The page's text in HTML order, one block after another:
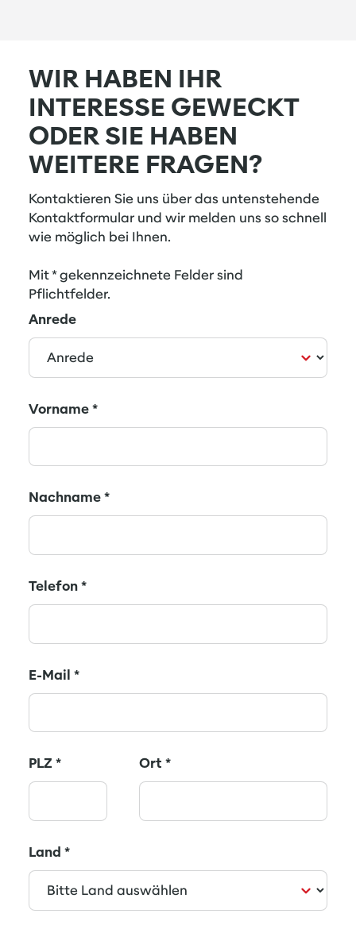
WIR HABEN IHR
INTERESSE GEWECKT
ODER SIE HABEN
WEITERE FRAGEN?
Kontaktieren Sie uns über das untenstehende
Kontaktformular und wir melden uns so schnell
wie möglich bei Ihnen.
Mit * gekennzeichnete Felder sind
Pflichtfelder.
Anrede
Vorname*
Nachname*
Telefon*
E-Mail *
PLZ * Ort *
Land *